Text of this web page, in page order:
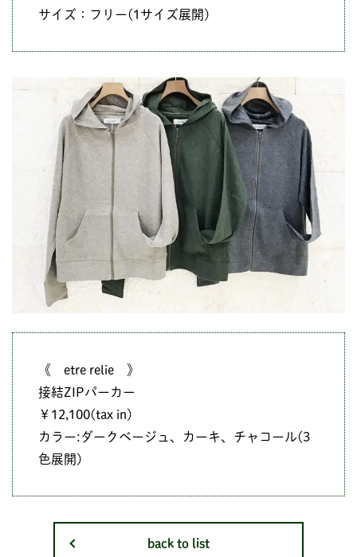
サイズ：フリー(1サイズ展開)
《 etre relie 》
接結ZIPパーカー
￥12,100(tax in)
カラー:ダークベージュ、カーキ、チャコール(3
色展開)
back to list